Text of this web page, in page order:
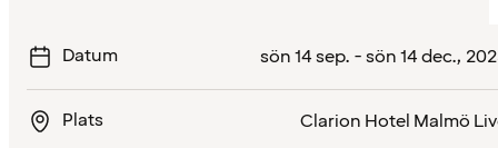
Datum sön 14 sep. - sön 14 dec.,
Plats Clarion Hotel Malmö